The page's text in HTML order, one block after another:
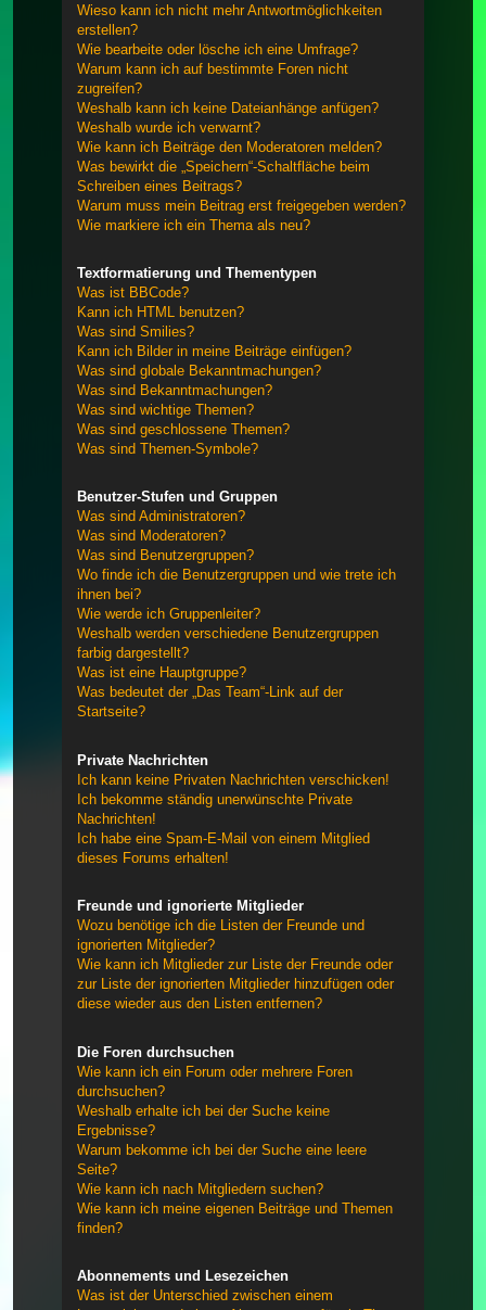
Wieso kann ich nicht mehr Antwortmöglichkeiten
erstellen?
Wie bearbeite oder lösche ich eine Umfrage?
Warum kann ich auf bestimmte Foren nicht
zugreifen?
Weshalb kann ich keine Dateianhänge anfügen?
Weshalb wurde ich verwarnt?
Wie kann ich Beiträge den Moderatoren melden?
Was bewirkt die „Speichern“-Schaltfläche beim
Schreiben eines Beitrags?
Warum muss mein Beitrag erst freigegeben werden?
Wie markiere ich ein Thema als neu?
Textformatierung und Thementypen
Was ist BBCode?
Kann ich HTML benutzen?
Was sind Smilies?
Kann ich Bilder in meine Beiträge einfügen?
Was sind globale Bekanntmachungen?
Was sind Bekanntmachungen?
Was sind wichtige Themen?
Was sind geschlossene Themen?
Was sind Themen-Symbole?
Benutzer-Stufen und Gruppen
Was sind Administratoren?
Was sind Moderatoren?
Was sind Benutzergruppen?
Wo finde ich die Benutzergruppen und wie trete ich
ihnen bei?
Wie werde ich Gruppenleiter?
Weshalb werden verschiedene Benutzergruppen
farbig dargestellt?
Was ist eine Hauptgruppe?
Was bedeutet der „Das Team“-Link auf der
Startseite?
Private Nachrichten
Ich kann keine Privaten Nachrichten verschicken!
Ich bekomme ständig unerwünschte Private
Nachrichten!
Ich habe eine Spam-E-Mail von einem Mitglied
dieses Forums erhalten!
Freunde und ignorierte Mitglieder
Wozu benötige ich die Listen der Freunde und
ignorierten Mitglieder?
Wie kann ich Mitglieder zur Liste der Freunde oder
zur Liste der ignorierten Mitglieder hinzufügen oder
diese wieder aus den Listen entfernen?
Die Foren durchsuchen
Wie kann ich ein Forum oder mehrere Foren
durchsuchen?
Weshalb erhalte ich bei der Suche keine
Ergebnisse?
Warum bekomme ich bei der Suche eine leere
Seite?
Wie kann ich nach Mitgliedern suchen?
Wie kann ich meine eigenen Beiträge und Themen
finden?
Abonnements und Lesezeichen
Was ist der Unterschied zwischen einem